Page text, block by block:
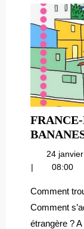
24
08:00
Comment
Comment
étrangère ?